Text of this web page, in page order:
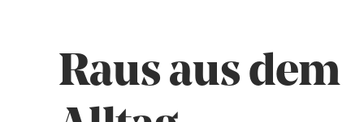
Raus aus dem